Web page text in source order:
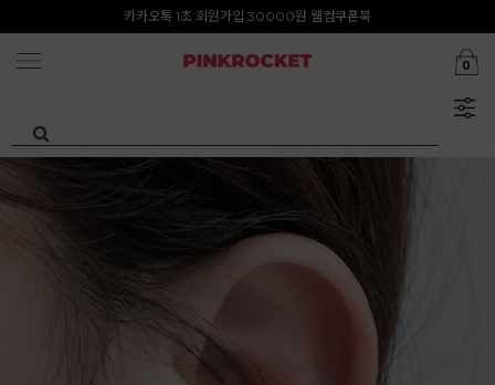
첫구매 특가존 50%
카카오톡 1초 회원가입 30000원 웰컴쿠폰북
0